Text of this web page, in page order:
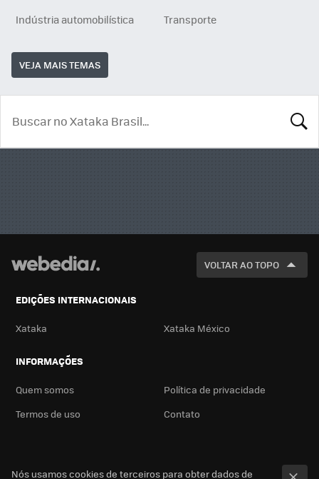
Indústria automobilística
Transporte
VEJA MAIS TEMAS
VOLTAR AO TOPO
EDIÇÕES INTERNACIONAIS
Xataka Xataka México
INFORMAÇÕES
Quem somos
Política de privacidade
Termos de uso
Contato
Nós usamos cookies de terceiros para obter dados de